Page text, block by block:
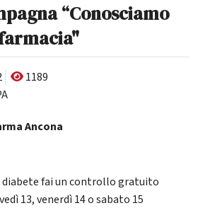
“Conosciamo
1189
Ancona
fai un controllo gratuito
13, venerdì 14 o sabato 15